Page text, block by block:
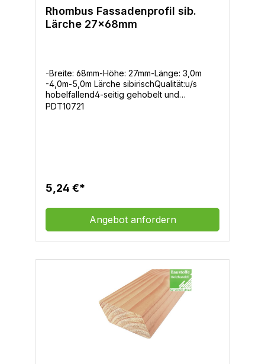
Rhombus Fassadenprofil sib.
Lärche 27x68mm
-Breite: 68mm-Höhe: 27mm-Länge: 3,0m
-4,0m-5,0m Lärche sibirischQualität:u/s
hobelfallend4-seitig gehobelt und
gerundetVPE: 8 Stück / Bund
PDT10721
5,24 €*
Angebot anfordern